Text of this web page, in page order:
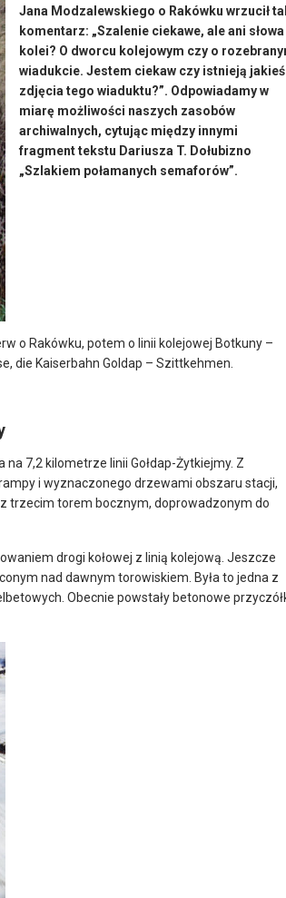
Jana Modzalewskiego o Rakówku wrzucił
komentarz: „Szalenie ciekawe, ale ani
kolei? O dworcu kolejowym czy o
wiadukcie. Jestem ciekaw czy istnieją jakieś
zdjęcia tego wiaduktu?”. Odpowiadamy w
miarę możliwości naszych zasobów
archiwalnych, cytując między innymi
fragment tekstu Dariusza T. Dołubizno
„Szlakiem połamanych semaforów”.
o Rakówku, potem o linii kolejowej Botkuny –
die Kaiserbahn Goldap – Szittkehmen.
7,2 kilometrze linii Gołdap-Żytkiejmy. Z
i wyznaczonego drzewami obszaru stacji,
trzecim torem bocznym, doprowadzonym do
drogi kołowej z linią kolejową. Jeszcze
nad dawnym torowiskiem. Była to jedna z
Obecnie powstały betonowe